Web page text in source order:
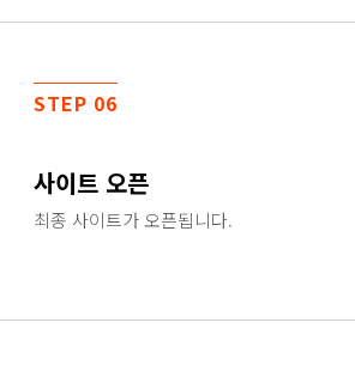
STEP 06
사이트 오픈
최종 사이트가 오픈됩니다.